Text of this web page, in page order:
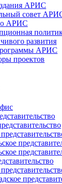
АРИС
совет
АРИС
развития
АРИС
проектов